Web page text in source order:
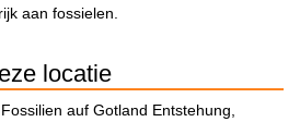
aan fossielen.
locatie
Fossilien auf Gotland Entstehung,